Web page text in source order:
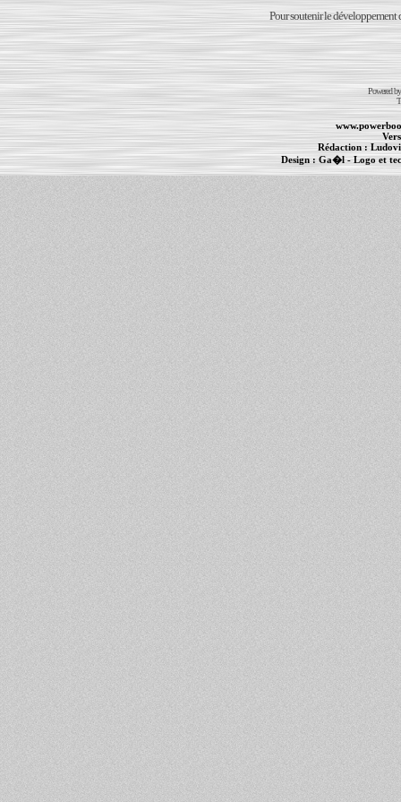
Pour soutenir le développement
Powered
Rédaction :
Design :Ga�l- Logo et
PowerBook